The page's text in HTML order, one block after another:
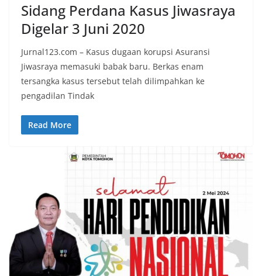
Sidang Perdana Kasus Jiwasraya
Digelar 3 Juni 2020
Jurnal123.com – Kasus dugaan korupsi Asuransi
Jiwasraya memasuki babak baru. Berkas enam
tersangka kasus tersebut telah dilimpahkan ke
pengadilan Tindak
Read More